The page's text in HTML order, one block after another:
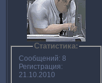
Статистика:
Сообщений: 8
Регистрация:
21.10.2010